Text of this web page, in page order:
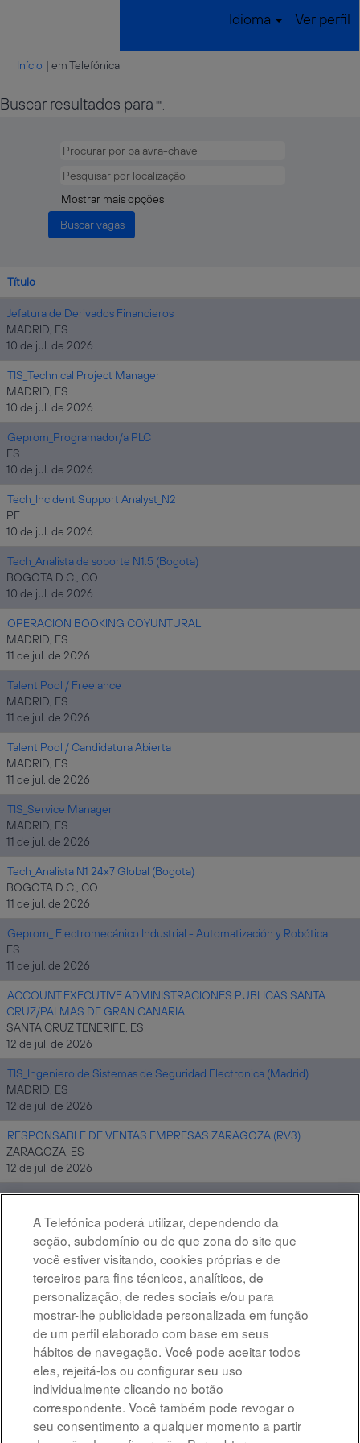
Idioma Ver perfil
Início | em Telefónica(página
Buscar resultados para "".
Mostrar mais opções
Título
Jefatura de Derivados Financieros
MADRID, ES
10 de jul. de 2026
TIS_Technical Project Manager
MADRID, ES
10 de jul. de 2026
Geprom_Programador/a PLC
ES
10 de jul. de 2026
Tech_Incident Support Analyst_N2
PE
10 de jul. de 2026
Tech_Analista de soporte N1.5 (Bogota)
BOGOTA D.C., CO
10 de jul. de 2026
OPERACION BOOKING COYUNTURAL
MADRID, ES
11 de jul. de 2026
Talent Pool / Freelance
MADRID, ES
11 de jul. de 2026
Talent Pool / Candidatura Abierta
MADRID, ES
11 de jul. de 2026
TIS_Service Manager
MADRID, ES
11 de jul. de 2026
Tech_Analista N1 24x7 Global (Bogota)
BOGOTA D.C., CO
11 de jul. de 2026
Geprom_ Electromecánico Industrial - Automatización y Robótica
ES
11 de jul. de 2026
ACCOUNT EXECUTIVE ADMINISTRACIONES PUBLICAS SANTA
CRUZ/PALMAS DE GRAN CANARIA
SANTA CRUZ TENERIFE, ES
12 de jul. de 2026
TIS_Ingeniero de Sistemas de Seguridad Electronica (Madrid)
MADRID, ES
12 de jul. de 2026
RESPONSABLE DE VENTAS EMPRESAS ZARAGOZA (RV3)
ZARAGOZA, ES
12 de jul. de 2026
Gestor/a Proyectos de Formación - Talent Pool
12 de jul. de 2026
Resultados
« 1 2 3 4 5 »
Advertência legal
A Telefónica poderá utilizar, dependendo da
seção, subdomínio ou de que zona do site que
você estiver visitando, cookies próprias e de
terceiros para fins técnicos, analíticos, de
personalização, de redes sociais e/ou para
mostrar-lhe publicidade personalizada em função
de um perfil elaborado com base em seus
hábitos de navegação. Você pode aceitar todos
eles, rejeitá-los ou configurar seu uso
individualmente clicando no botão
correspondente. Você também pode revogar o
seu consentimento a qualquer momento a partir